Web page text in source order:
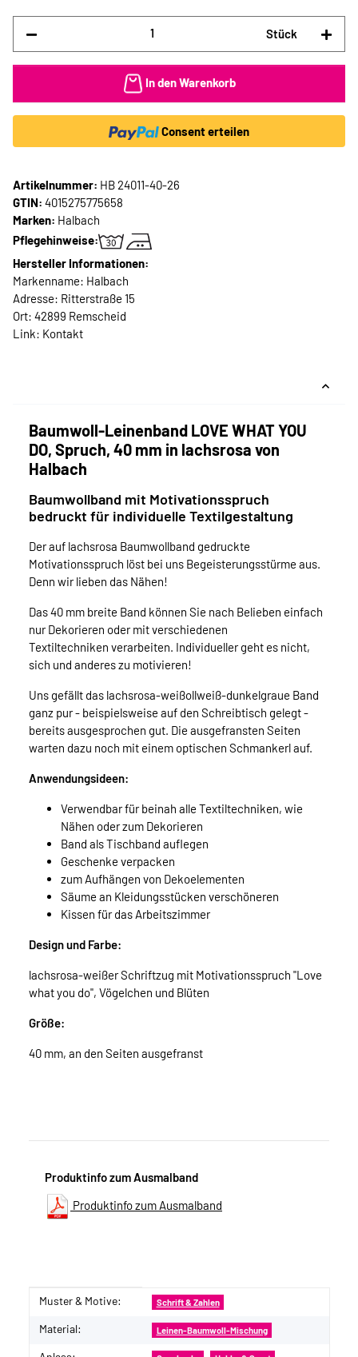
Stück
In den Warenkorb
Consent erteilen
Artikelnummer: HB 24011-40-26
GTIN: 4015275775658
Marken: Halbach
Pflegehinweise:
Hersteller Informationen:
Markenname: Halbach
Adresse: Ritterstraße 15
Ort: 42899 Remscheid
Link: Kontakt
Baumwoll-Leinenband LOVE WHAT YOU
DO, Spruch, 40 mm in lachsrosa von
Halbach
Baumwollband mit Motivationsspruch
bedruckt für individuelle Textilgestaltung
Der auf lachsrosa Baumwollband gedruckte
Motivationsspruch löst bei uns Begeisterungsstürme aus.
Denn wir lieben das Nähen!
Das 40 mm breite Band können Sie nach Belieben einfach
nur Dekorieren oder mit verschiedenen
Textiltechniken verarbeiten. Individueller geht es nicht,
sich und anderes zu motivieren!
Uns gefällt das lachsrosa-weißollweiß-dunkelgraue Band
ganz pur - beispielsweise auf den Schreibtisch gelegt -
bereits ausgesprochen gut. Die ausgefransten Seiten
warten dazu noch mit einem optischen Schmankerl auf.
Anwendungsideen:
Verwendbar für beinah alle Textiltechniken, wie
Nähen oder zum Dekorieren
Band als Tischband auflegen
Geschenke verpacken
zum Aufhängen von Dekoelementen
Säume an Kleidungsstücken verschöneren
Kissen für das Arbeitszimmer
Design und Farbe:
lachsrosa-weißer Schriftzug mit Motivationsspruch "Love
what you do", Vögelchen und Blüten
Größe:
40 mm, an den Seiten ausgefranst
Produktinfo zum Ausmalband
Produktinfo zum Ausmalband
Produkteigenschaft
Wert
Muster & Motive: Schrift & Zahlen
Material: Leinen-Baumwoll-Mischung